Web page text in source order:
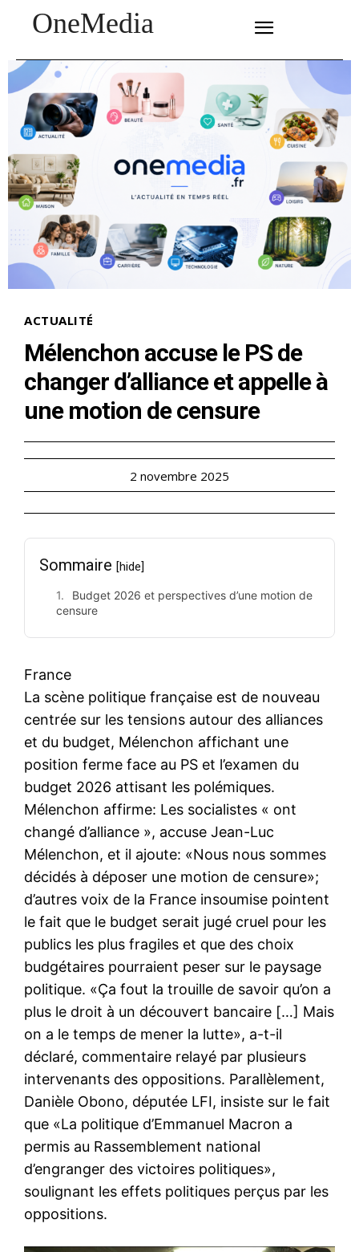
OneMedia
ACTUALITÉ
Mélenchon accuse le PS de
changer d’alliance et appelle à
une motion de censure
2 novembre 2025
Sommaire [hide]
Budget 2026 et perspectives d’une motion de
censure
France
La scène politique française est de nouveau
centrée sur les tensions autour des alliances
et du budget, Mélenchon affichant une
position ferme face au PS et l’examen du
budget 2026 attisant les polémiques.
Mélenchon affirme: Les socialistes « ont
changé d’alliance », accuse Jean-Luc
Mélenchon, et il ajoute: «Nous nous sommes
décidés à déposer une motion de censure»;
d’autres voix de la France insoumise pointent
le fait que le budget serait jugé cruel pour les
publics les plus fragiles et que des choix
budgétaires pourraient peser sur le paysage
politique. «Ça fout la trouille de savoir qu’on a
plus le droit à un découvert bancaire […] Mais
on a le temps de mener la lutte», a-t-il
déclaré, commentaire relayé par plusieurs
intervenants des oppositions. Parallèlement,
Danièle Obono, députée LFI, insiste sur le fait
que «La politique d’Emmanuel Macron a
permis au Rassemblement national
d’engranger des victoires politiques»,
soulignant les effets politiques perçus par les
oppositions.